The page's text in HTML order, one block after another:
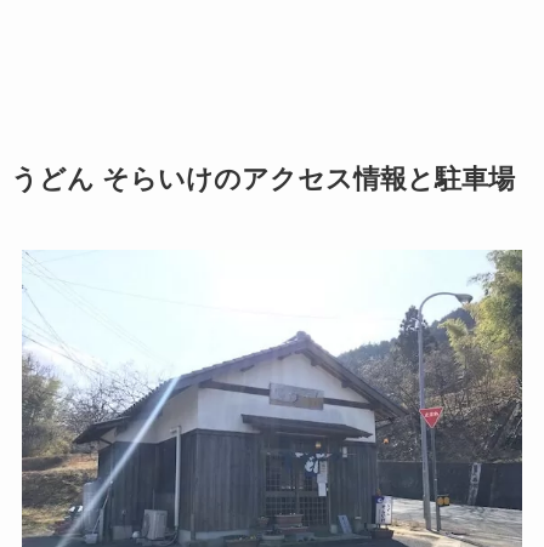
うどん そらいけのアクセス情報と駐車場